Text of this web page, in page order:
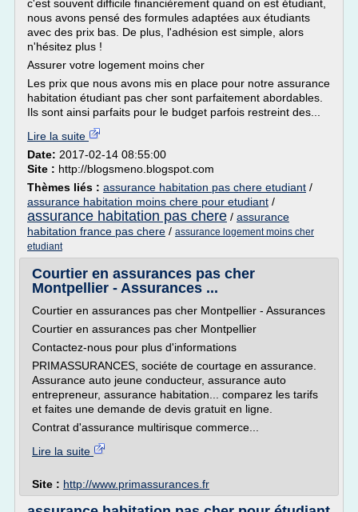
c'est souvent difficile financièrement quand on est étudiant,
nous avons pensé des formules adaptées aux étudiants
avec des prix bas. De plus, l'adhésion est simple, alors
n'hésitez plus !
Assurer votre logement moins cher
Les prix que nous avons mis en place pour notre assurance
habitation étudiant pas cher sont parfaitement abordables.
Ils sont ainsi parfaits pour le budget parfois restreint des...
Lire la suite
Date: 2017-02-14 08:55:00
Site : http://blogsmeno.blogspot.com
Thèmes liés : assurance habitation pas chere etudiant /
assurance habitation moins chere pour etudiant /
assurance habitation pas chere / assurance
habitation france pas chere / assurance logement moins cher
etudiant
Courtier en assurances pas cher
Montpellier - Assurances ...
Courtier en assurances pas cher Montpellier - Assurances
Courtier en assurances pas cher Montpellier
Contactez-nous pour plus d'informations
PRIMASSURANCES, sociéte de courtage en assurance.
Assurance auto jeune conducteur, assurance auto
entrepreneur, assurance habitation... comparez les tarifs
et faites une demande de devis gratuit en ligne.
Contrat d'assurance multirisque commerce...
Lire la suite
Site : http://www.primassurances.fr